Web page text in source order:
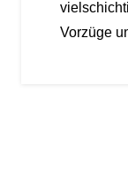
Vorzüge